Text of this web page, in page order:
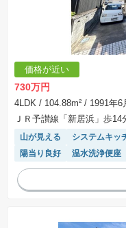
価格が近い
730万円
4LDK / 104.88m² / 1991年6
ＪＲ予讃線「新居浜」歩14
山が見える システムキッ
陽当り良好
温水洗浄便座